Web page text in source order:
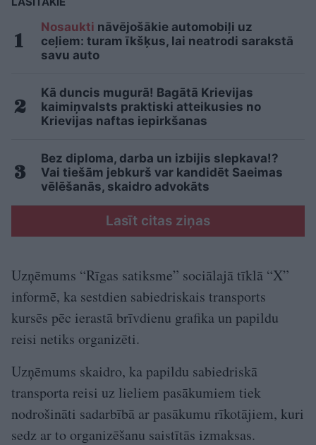
Nosaukti nāvējošākie automobiļi uz
ceļiem: turam īkšķus, lai neatrodi sarakstā
savu auto
Kā duncis mugurā! Bagātā Krievijas
kaimiņvalsts praktiski atteikusies no
Krievijas naftas iepirkšanas
Bez diploma, darba un izbijis slepkava!?
Vai tiešām jebkurš var kandidēt Saeimas
vēlēšanās, skaidro advokāts
Lasīt citas ziņas
Uzņēmums “Rīgas satiksme” sociālajā tīklā “X”
informē, ka sestdien sabiedriskais transports
kursēs pēc ierastā brīvdienu grafika un papildu
reisi netiks organizēti.
Uzņēmums skaidro, ka papildu sabiedriskā
transporta reisi uz lieliem pasākumiem tiek
nodrošināti sadarbībā ar pasākumu rīkotājiem, kuri
sedz ar to organizēšanu saistītās izmaksas.